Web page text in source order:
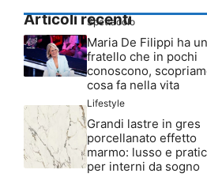
Articoli recenti
Spettacolo
Maria De Filippi ha un
fratello che in pochi
conoscono,
cosa fa nella vita
Lifestyle
Grandi lastre in gres
porcellanato effetto
marmo: lusso e
per interni da sogno